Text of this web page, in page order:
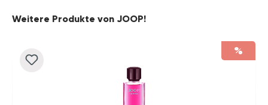
Produktgalerie überspringen
Weitere Produkte von JOOP!
%